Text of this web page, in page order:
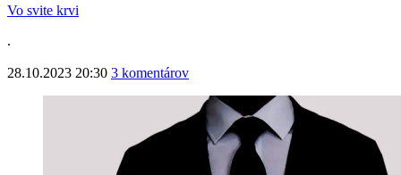
Vo svite krvi
.
28.10.2023 20:30 3 komentárov